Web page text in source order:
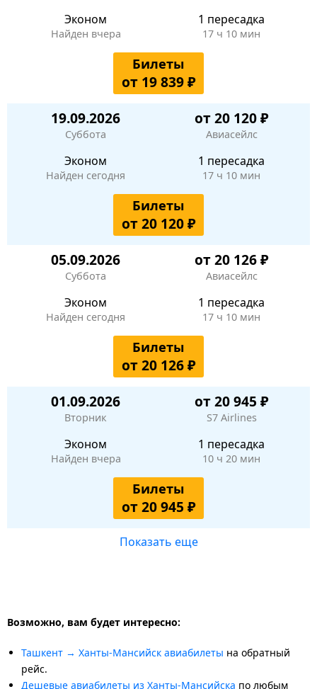
Эконом
Найден вчера
1 пересадка
17 ч 10 мин
Билеты
от 19 839 ₽
19.09.2026
Суббота
от 20 120 ₽
Авиасейлс
Эконом
Найден сегодня
1 пересадка
17 ч 10 мин
Билеты
от 20 120 ₽
05.09.2026
Суббота
от 20 126 ₽
Авиасейлс
Эконом
Найден сегодня
1 пересадка
17 ч 10 мин
Билеты
от 20 126 ₽
01.09.2026
Вторник
от 20 945 ₽
S7 Airlines
Эконом
Найден вчера
1 пересадка
10 ч 20 мин
Билеты
от 20 945 ₽
Показать еще
Возможно, вам будет интересно:
Ташкент → Ханты-Мансийск авиабилеты на обратный
рейс.
Дешевые авиабилеты из Ханты-Мансийска по любым